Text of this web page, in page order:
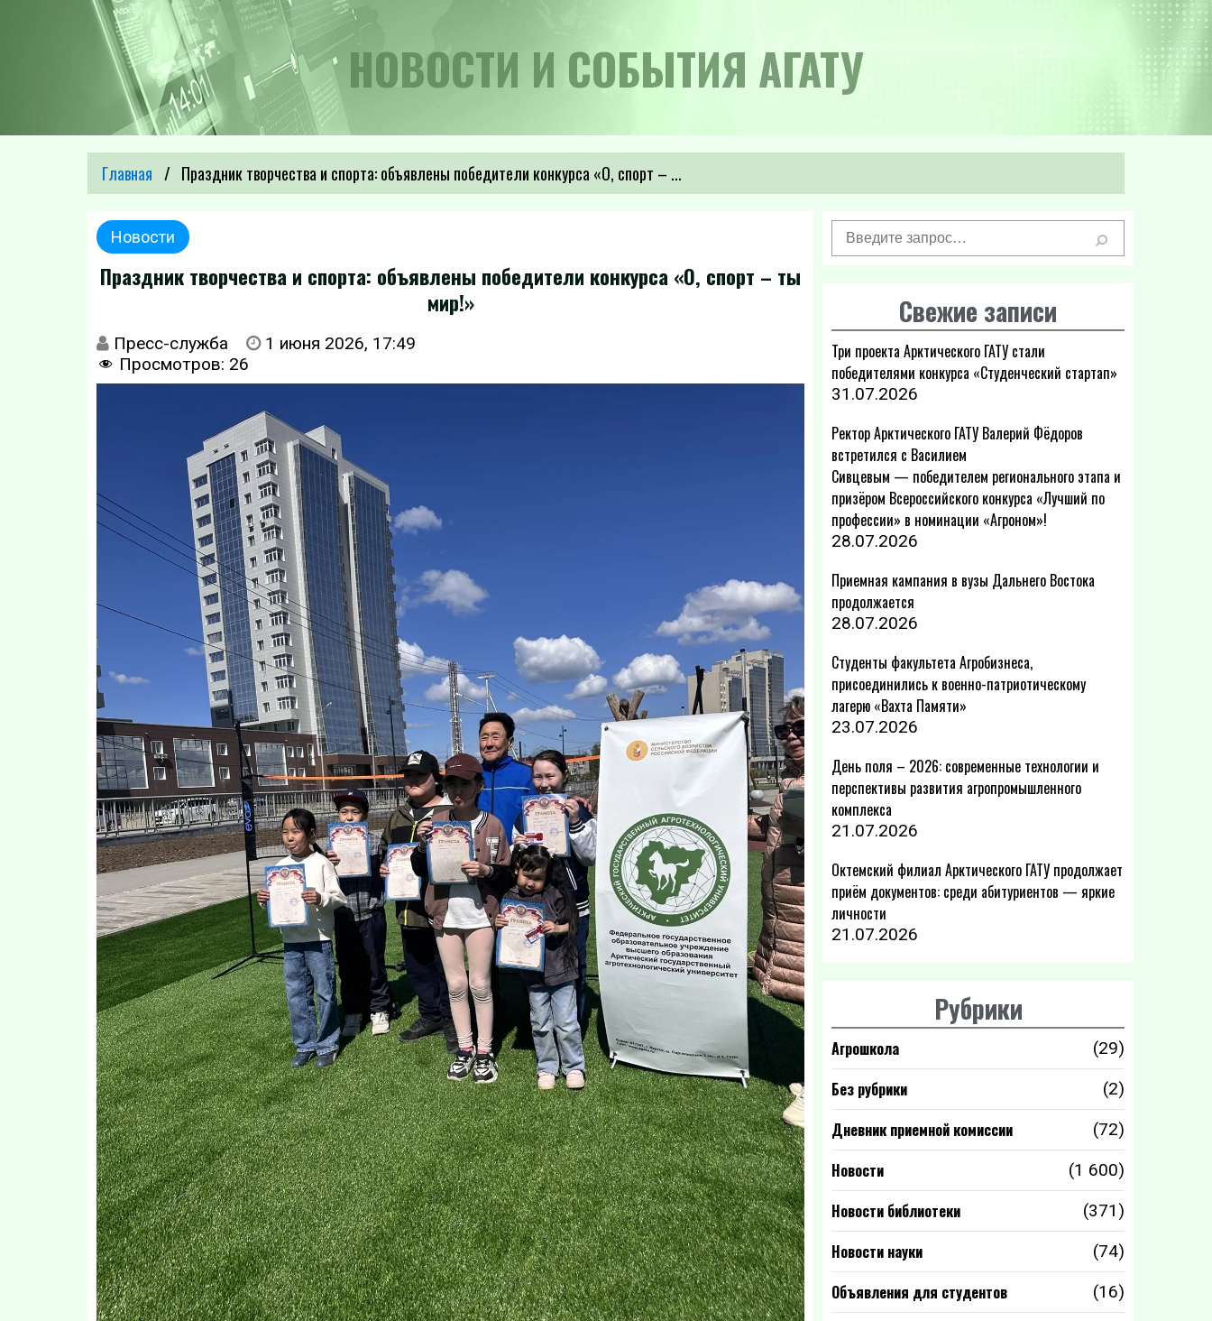
НОВОСТИ И СОБЫТИЯ АГАТУ
Главная Праздник творчества и спорта: объявлены победители конкурса «О, спорт – ...
Новости
Праздник творчества и спорта: объявлены победители конкурса «О, спорт – ты
мир!»
Пресс-служба
1 июня 2026, 17:49
Просмотров: 26
Свежие записи
Три проекта Арктического ГАТУ стали
победителями конкурса «Студенческий стартап»
31.07.2026
Ректор Арктического ГАТУ Валерий Фёдоров
встретился с Василием
Сивцевым — победителем регионального этапа и
призёром Всероссийского конкурса «Лучший по
профессии» в номинации «Агроном»!
28.07.2026
Приемная кампания в вузы Дальнего Востока
продолжается
28.07.2026
Студенты факультета Агробизнеса,
присоединились к военно-патриотическому
лагерю «Вахта Памяти»
23.07.2026
День поля – 2026: современные технологии и
перспективы развития агропромышленного
комплекса
21.07.2026
Октемский филиал Арктического ГАТУ продолжает
приём документов: среди абитуриентов — яркие
личности
21.07.2026
Рубрики
Агрошкола (29)
Без рубрики (2)
Дневник приемной комиссии (72)
Новости (1 600)
Новости библиотеки (371)
Новости науки (74)
Объявления для студентов (16)